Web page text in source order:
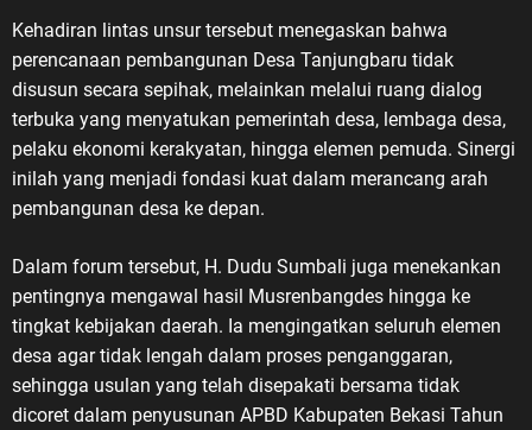
Kehadiran lintas unsur tersebut menegaskan bahwa
perencanaan pembangunan Desa Tanjungbaru tidak
disusun secara sepihak, melainkan melalui ruang dialog
terbuka yang menyatukan pemerintah desa, lembaga desa,
pelaku ekonomi kerakyatan, hingga elemen pemuda. Sinergi
inilah yang menjadi fondasi kuat dalam merancang arah
pembangunan desa ke depan.
Dalam forum tersebut, H. Dudu Sumbali juga menekankan
pentingnya mengawal hasil Musrenbangdes hingga ke
tingkat kebijakan daerah. Ia mengingatkan seluruh elemen
desa agar tidak lengah dalam proses penganggaran,
sehingga usulan yang telah disepakati bersama tidak
dicoret dalam penyusunan APBD Kabupaten Bekasi Tahun